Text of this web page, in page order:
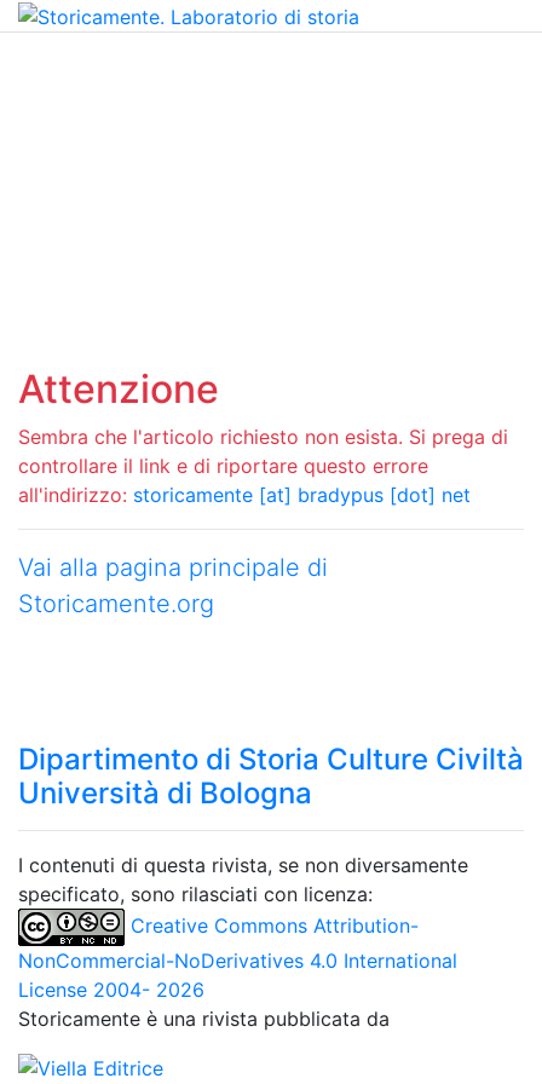
Attenzione
Sembra che l'articolo richiesto non esista. Si prega di
controllare il link e di riportare questo errore
all'indirizzo: storicamente [at] bradypus [dot] net
Vai alla pagina principale di
Storicamente.org
Dipartimento di Storia Culture Civiltà
Università di Bologna
I contenuti di questa rivista, se non diversamente
specificato, sono rilasciati con licenza:
Creative Commons Attribution-
NonCommercial-NoDerivatives 4.0 International
License 2004- 2026
Storicamente è una rivista pubblicata da